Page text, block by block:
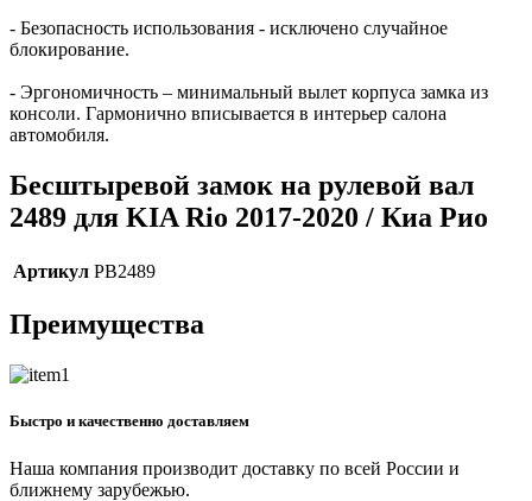
- Безопасность использования - исключено случайное
блокирование.
- Эргономичность – минимальный вылет корпуса замка из
консоли. Гармонично вписывается в интерьер салона
автомобиля.
Бесштыревой замок на рулевой вал
2489 для KIA Rio 2017-2020 / Киа Рио
Артикул PB2489
Преимущества
Быстро и качественно доставляем
Наша компания производит доставку по всей России и
ближнему зарубежью.